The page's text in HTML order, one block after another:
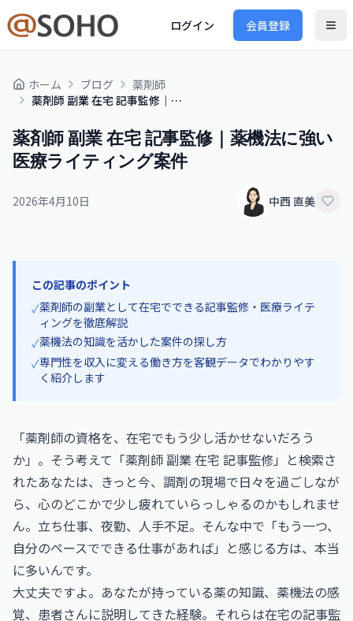
ログイン 会員登録
ホーム ブログ
薬剤師
薬剤師 副業 在宅 記事監修｜薬機法に強い医療ライティング案件
薬剤師 副業 在宅 記事監修｜薬機法に強い
医療ライティング案件
2026年4月10日 中西 直美
この記事のポイント
✓薬剤師の副業として在宅でできる記事監修・医療ライテ
ィングを徹底解説
✓薬機法の知識を活かした案件の探し方
✓専門性を収入に変える働き方を客観データでわかりやす
く紹介します
「薬剤師の資格を、在宅でもう少し活かせないだろう
か」。そう考えて「薬剤師 副業 在宅 記事監修」と検索さ
れたあなたは、きっと今、調剤の現場で日々を過ごしなが
ら、心のどこかで少し疲れていらっしゃるのかもしれませ
ん。立ち仕事、夜勤、人手不足。そんな中で「もう一つ、
自分のペースでできる仕事があれば」と感じる方は、本当
に多いんです。
大丈夫ですよ。あなたが持っている薬の知識、薬機法の感
覚、患者さんに説明してきた経験。それらは在宅の記事監